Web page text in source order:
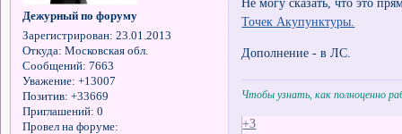
Дежурный по форуму
Зарегистрирован: 23.01.2013
Откуда: Московская обл.
Сообщений: 7663
Уважение: +13007
Позитив: +33669
Приглашений: 0
Провел на форуме:
Не могу сказать, что это
Точек Акупунктуры.
Дополнение - в ЛС.
Чтобы узнать, как полноценно
+3